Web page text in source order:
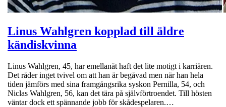
Linus Wahlgren kopplad till äldre
kändiskvinna
Linus Wahlgren, 45, har emellanåt haft det lite motigt i karriären.
Det råder inget tvivel om att han är begåvad men när han hela
tiden jämförs med sina framgångsrika syskon Pernilla, 54, och
Niclas Wahlgren, 56, kan det tära på självförtroendet. Till hösten
väntar dock ett spännande jobb för skådespelaren.…